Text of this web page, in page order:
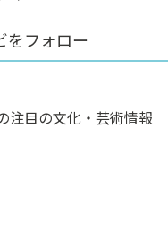
をフォロー
注目の文化・芸術情報